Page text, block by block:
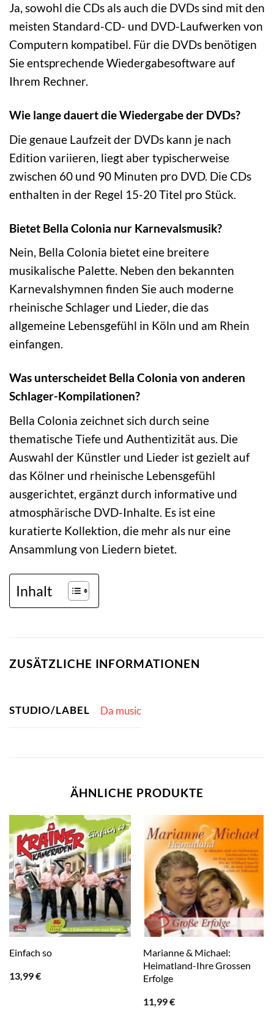
Ja, sowohl die CDs als auch die DVDs sind mit den
meisten Standard-CD- und DVD-Laufwerken von
Computern kompatibel. Für die DVDs benötigen
Sie entsprechende Wiedergabesoftware auf
Ihrem Rechner.
Wie lange dauert die Wiedergabe der DVDs?
Die genaue Laufzeit der DVDs kann je nach
Edition variieren, liegt aber typischerweise
zwischen 60 und 90 Minuten pro DVD. Die CDs
enthalten in der Regel 15-20 Titel pro Stück.
Bietet Bella Colonia nur Karnevalsmusik?
Nein, Bella Colonia bietet eine breitere
musikalische Palette. Neben den bekannten
Karnevalshymnen finden Sie auch moderne
rheinische Schlager und Lieder, die das
allgemeine Lebensgefühl in Köln und am Rhein
einfangen.
Was unterscheidet Bella Colonia von anderen
Schlager-Kompilationen?
Bella Colonia zeichnet sich durch seine
thematische Tiefe und Authentizität aus. Die
Auswahl der Künstler und Lieder ist gezielt auf
das Kölner und rheinische Lebensgefühl
ausgerichtet, ergänzt durch informative und
atmosphärische DVD-Inhalte. Es ist eine
kuratierte Kollektion, die mehr als nur eine
Ansammlung von Liedern bietet.
Inhalt
ZUSÄTZLICHE INFORMATIONEN
STUDIO/LABEL Da music
ÄHNLICHE PRODUKTE
Einfach so
13,99€
Marianne & Michael:
Heimatland-Ihre Grossen
Erfolge
11,99€